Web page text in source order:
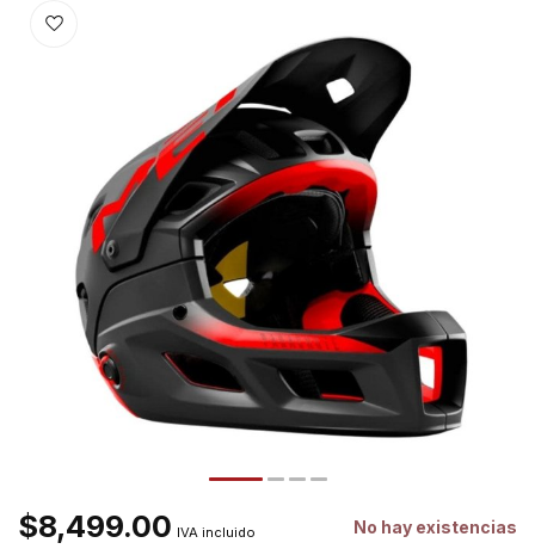
$8,499.00 IVA incluido No hay existencias